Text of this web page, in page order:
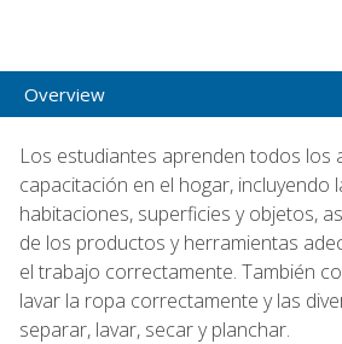
Overview
Los estudiantes aprenden todos los
capacitación en el hogar, incluyendo
habitaciones, superficies y objetos,
de los productos y herramientas
el trabajo correctamente. También
lavar la ropa correctamente y las
separar, lavar, secar y planchar.